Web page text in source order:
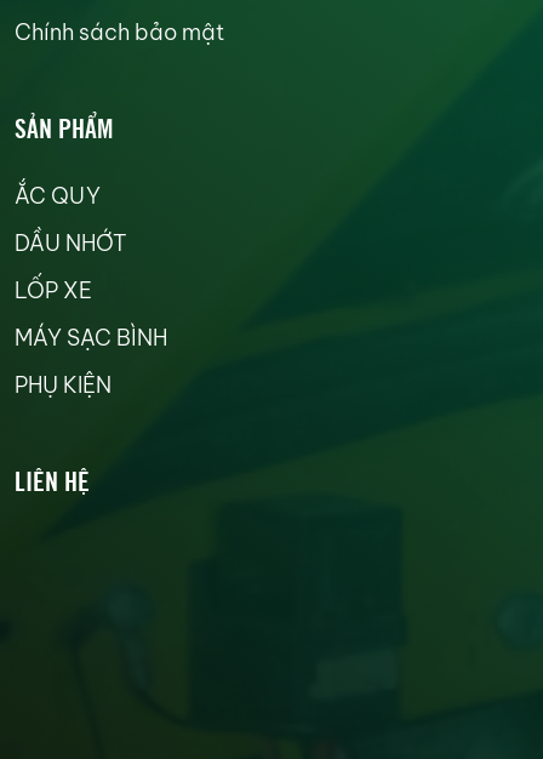
Chính sách bảo mật
SẢN PHẨM
ẮC QUY
DẦU NHỚT
LỐP XE
MÁY SẠC BÌNH
PHỤ KIỆN
LIÊN HỆ